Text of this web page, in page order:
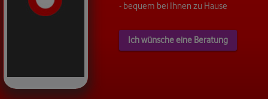
- bequem bei Ihnen zu Hause
Ich wünsche eine Beratung